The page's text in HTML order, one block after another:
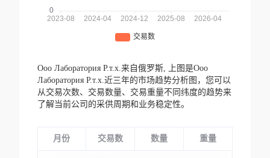
Ooo Лаборатория Р.т.х.来自俄罗斯,
上图是Ooo
Лаборатория Р.т.х.近三年的市场趋势分析图，您可以
从交易次数、交易数量、交易重量不同纬度的趋势来
了解当前公司的采供周期和业务稳定性。
月份 交易数 数量 重量